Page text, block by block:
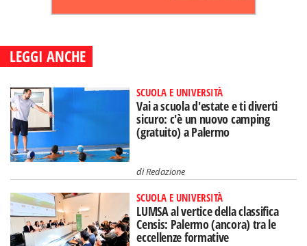
LEGGI ANCHE
SCUOLA E UNIVERSITÀ
Vai a scuola d'estate e ti diverti
sicuro: c'è un nuovo camping
(gratuito) a Palermo
diRedazione
SCUOLA E UNIVERSITÀ
LUMSA al vertice della classifica
Censis: Palermo (ancora) tra le
eccellenze formative